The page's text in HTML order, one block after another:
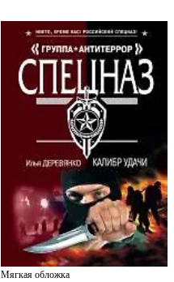
Мягкая обложка